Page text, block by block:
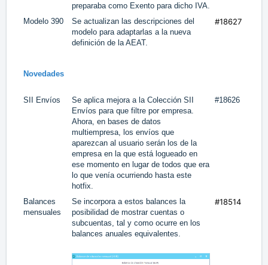
preparaba como Exento para dicho IVA.
Modelo 390
Se actualizan las descripciones del
modelo para adaptarlas a la nueva
definición de la AEAT.
#18627
Novedades
SII Envíos
Se aplica mejora a la Colección SII
Envíos para que filtre por empresa.
Ahora, en bases de datos
multiempresa, los envíos que
aparezcan al usuario serán los de la
empresa en la que está logueado en
ese momento en lugar de todos que era
lo que venía ocurriendo hasta este
hotfix.
#18626
Balances
mensuales
Se incorpora a estos balances la
posibilidad de mostrar cuentas o
subcuentas, tal y como ocurre en los
balances anuales equivalentes.
#18514